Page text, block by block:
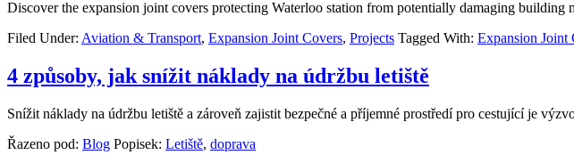
Discover the expansion joint covers protecting Waterloo station from potentially damaging
Filed Under: Aviation & Transport, Expansion Joint Covers, Projects Tagged With: Expansion Joint
4 způsoby, jak snížit náklady na údržbu letiště
Snížit náklady na údržbu letiště a zároveň zajistit bezpečné a příjemné prostředí pro cestující je
Řazeno pod: Blog Popisek: Letiště, doprava